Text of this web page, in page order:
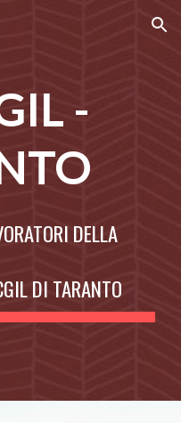
Skip to navigation
-
DELLA
DI TARANTO